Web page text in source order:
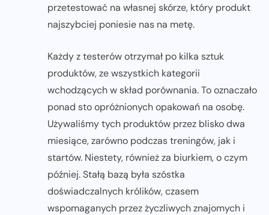
przetestować na własnej skórze, który produkt
najszybciej poniesie nas na metę.
Każdy z testerów otrzymał po kilka sztuk
produktów, ze wszystkich kategorii
wchodzących w skład porównania. To oznaczało
ponad sto opróżnionych opakowań na osobę.
Używaliśmy tych produktów przez blisko dwa
miesiące, zarówno podczas treningów, jak i
startów. Niestety, również za biurkiem, o czym
później. Stałą bazą była szóstka
doświadczalnych królików, czasem
wspomaganych przez życzliwych znajomych i